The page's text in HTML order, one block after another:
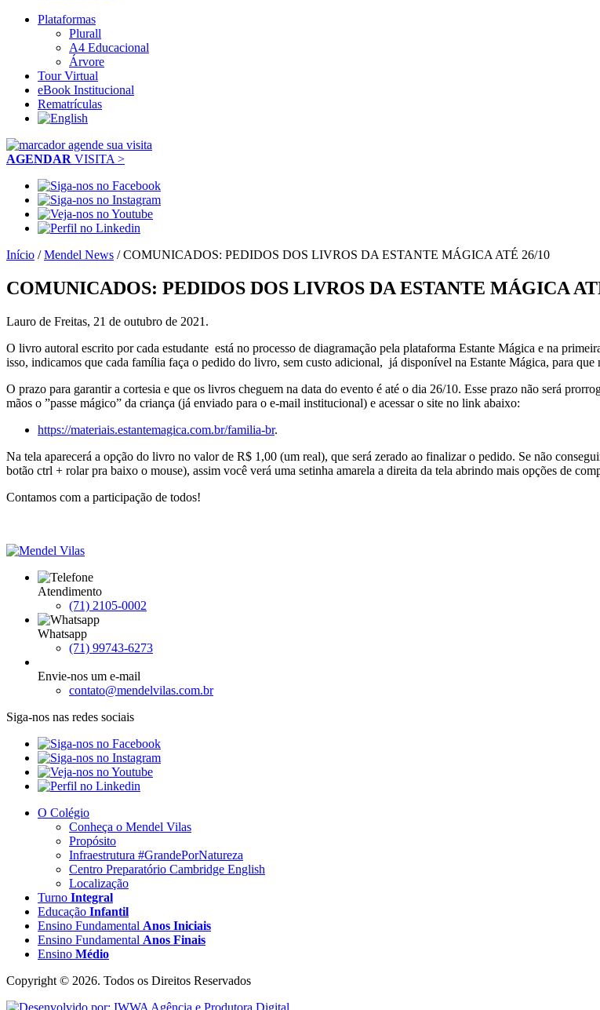
Plataformas
Plurall
A4 Educacional
Árvore
Tour Virtual
eBook Institucional
Rematrículas
AGENDAR VISITA >
Início /Mendel News /COMUNICADOS: PEDIDOS DOS LIVROS DA ESTANTE MÁGICA ATÉ 26/10
COMUNICADOS: PEDIDOS DOS LIVROS DA ESTANTE MÁGICA
Lauro de Freitas, 21 de outubro de 2021.
O livro autoral escrito por cada estudante está no processo de diagramação pela plataforma Estante Mágica e na
isso, indicamos que cada família faça o pedido do livro, sem custo adicional, já disponível na Estante Mágica, para que
O prazo para garantir a cortesia e que os livros cheguem na data do evento é até o dia 26/10. Esse prazo não será
mãos o ”passe mágico” da criança (já enviado para o e-mail institucional) e acessar o site no link abaixo:
https://materiais.estantemagica.com.br/familia-br.
Na tela aparecerá a opção do livro no valor de R$ 1,00 (um real), que será zerado ao finalizar o pedido. Se não
botão ctrl + rolar pra baixo o mouse), assim você verá uma setinha amarela a direita da tela abrindo mais opções de
Contamos com a participação de todos!
Atendimento
(71) 2105-0002
Whatsapp
(71) 99743-6273
Envie-nos um e-mail
contato@mendelvilas.com.br
Siga-nos nas redes sociais
O Colégio
Conheça o Mendel Vilas
Propósito
Infraestrutura #GrandePorNatureza
Centro Preparatório Cambridge English
Localização
Turno Integral
Educação Infantil
Ensino Fundamental Anos Iniciais
Ensino Fundamental Anos Finais
Ensino Médio
Copyright © 2026. Todos os Direitos Reservados